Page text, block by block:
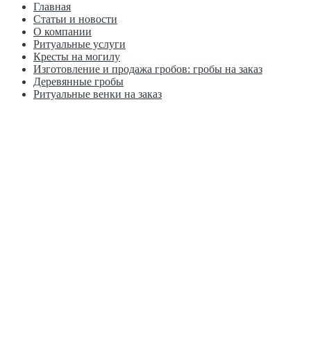
Главная
Статьи и новости
О компании
Ритуальные услуги
Кресты на могилу
Изготовление и продажа гробов: гробы на заказ
Деревянные гробы
Ритуальные венки на заказ